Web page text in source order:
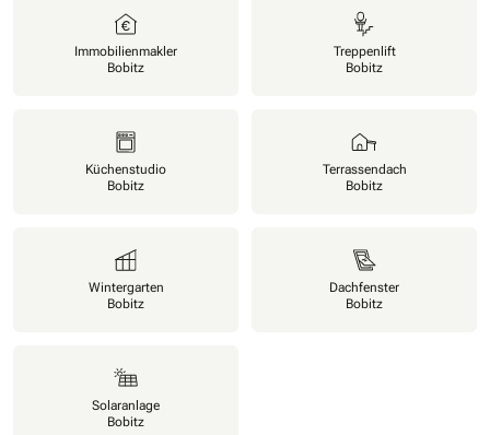
Immobilienmakler
Bobitz
Treppenlift
Bobitz
Küchenstudio
Bobitz
Terrassendach
Bobitz
Wintergarten
Bobitz
Dachfenster
Bobitz
Solaranlage
Bobitz